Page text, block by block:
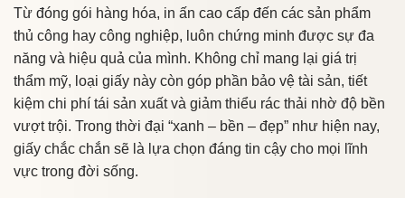
Từ đóng gói hàng hóa, in ấn cao cấp đến các sản phẩm
thủ công hay công nghiệp, luôn chứng minh được sự đa
năng và hiệu quả của mình. Không chỉ mang lại giá trị
thẩm mỹ, loại giấy này còn góp phần bảo vệ tài sản, tiết
kiệm chi phí tái sản xuất và giảm thiểu rác thải nhờ độ bền
vượt trội. Trong thời đại “xanh – bền – đẹp” như hiện nay,
giấy chắc chắn sẽ là lựa chọn đáng tin cậy cho mọi lĩnh
vực trong đời sống.